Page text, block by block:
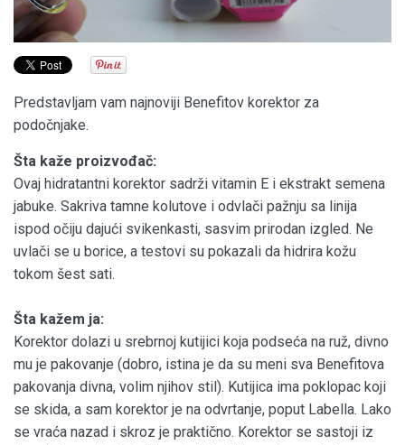
Predstavljam vam najnoviji Benefitov korektor za
podočnjake.
Šta kaže proizvođač:
Ovaj hidratantni korektor sadrži vitamin E i ekstrakt semena
jabuke. Sakriva tamne kolutove i odvlači pažnju sa linija
ispod očiju dajući svikenkasti, sasvim prirodan izgled. Ne
uvlači se u borice, a testovi su pokazali da hidrira kožu
tokom šest sati.
Šta kažem ja:
Korektor dolazi u srebrnoj kutijici koja podseća na ruž, divno
mu je pakovanje (dobro, istina je da su meni sva Benefitova
pakovanja divna, volim njihov stil). Kutijica ima poklopac koji
se skida, a sam korektor je na odvrtanje, poput Labella. Lako
se vraća nazad i skroz je praktično. Korektor se sastoji iz